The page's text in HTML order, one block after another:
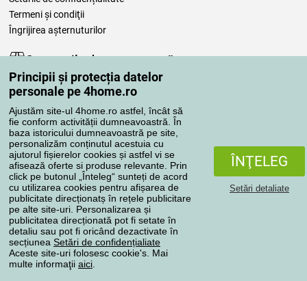
Principii și protecția datelor
personale pe 4home.ro
Ajustăm site-ul 4home.ro astfel, încât să
fie conform activității dumneavoastră. În
baza istoricului dumneavoastră pe site,
personalizăm conținutul acestuia cu
ajutorul fișierelor cookies și astfel vi se
afisează oferte si produse relevante. Prin
click pe butonul „Înteleg“ sunteți de acord
cu utilizarea cookies pentru afișarea de
publicitate direcționatș în rețele publicitare
pe alte site-uri. Personalizarea și
publicitatea direcționată pot fi setate în
detaliu sau pot fi oricând dezactivate în
secțiunea Setări de confidențialiate
Aceste site-uri folosesc cookie's. Mai
multe informaţii aici
ÎNŢELEG
Setări detaliate
Termeni şi condiţii
Îngrijirea așternuturilor
Comenzile dumneavoastră
Contul meu
Revizuirea comenzilor
Reclamaţii
Retragere de la contract
Regulile de procesare a recenziilor
Metode de transport
Metode de plată